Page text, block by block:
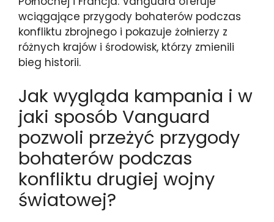
wciągające przygody bohaterów podczas
konfliktu zbrojnego i pokazuje żołnierzy z
różnych krajów i środowisk, którzy zmienili
bieg historii.
Jak wygląda kampania i w
jaki sposób Vanguard
pozwoli przeżyć przygody
bohaterów podczas
konfliktu drugiej wojny
światowej?